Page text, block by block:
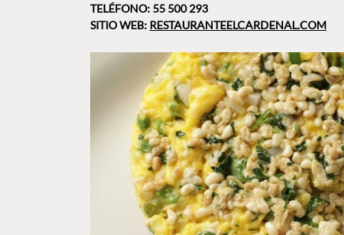
TELÉFONO: 55 500 293
SITIO WEB: RESTAURANTEELCARDENAL.COM